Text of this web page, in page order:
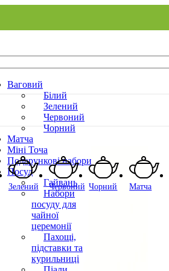
Ваговий
Білий
Зелений
Червоний
Чорний
Матча
Міні Точа
Подарункові набори
Посуд
Гайвань
Набори
посуду для
чайної
церемонії
Пахощі,
підставки та
курильниці
Зелений Червоний Чорний Матча